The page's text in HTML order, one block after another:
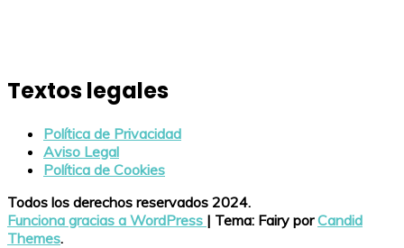
Textos legales
Política de Privacidad
Aviso Legal
Política de Cookies
Todos los derechos reservados 2024.
Funciona gracias a WordPress | Tema: Fairy porCandid
Themes.